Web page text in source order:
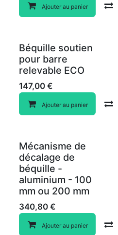
Ajouter au panier
Béquille soutien
pour barre
relevable ECO
147,00€
Ajouter au panier
Mécanisme de
décalage de
béquille -
aluminium - 100
mm ou 200 mm
340,80€
Ajouter au panier